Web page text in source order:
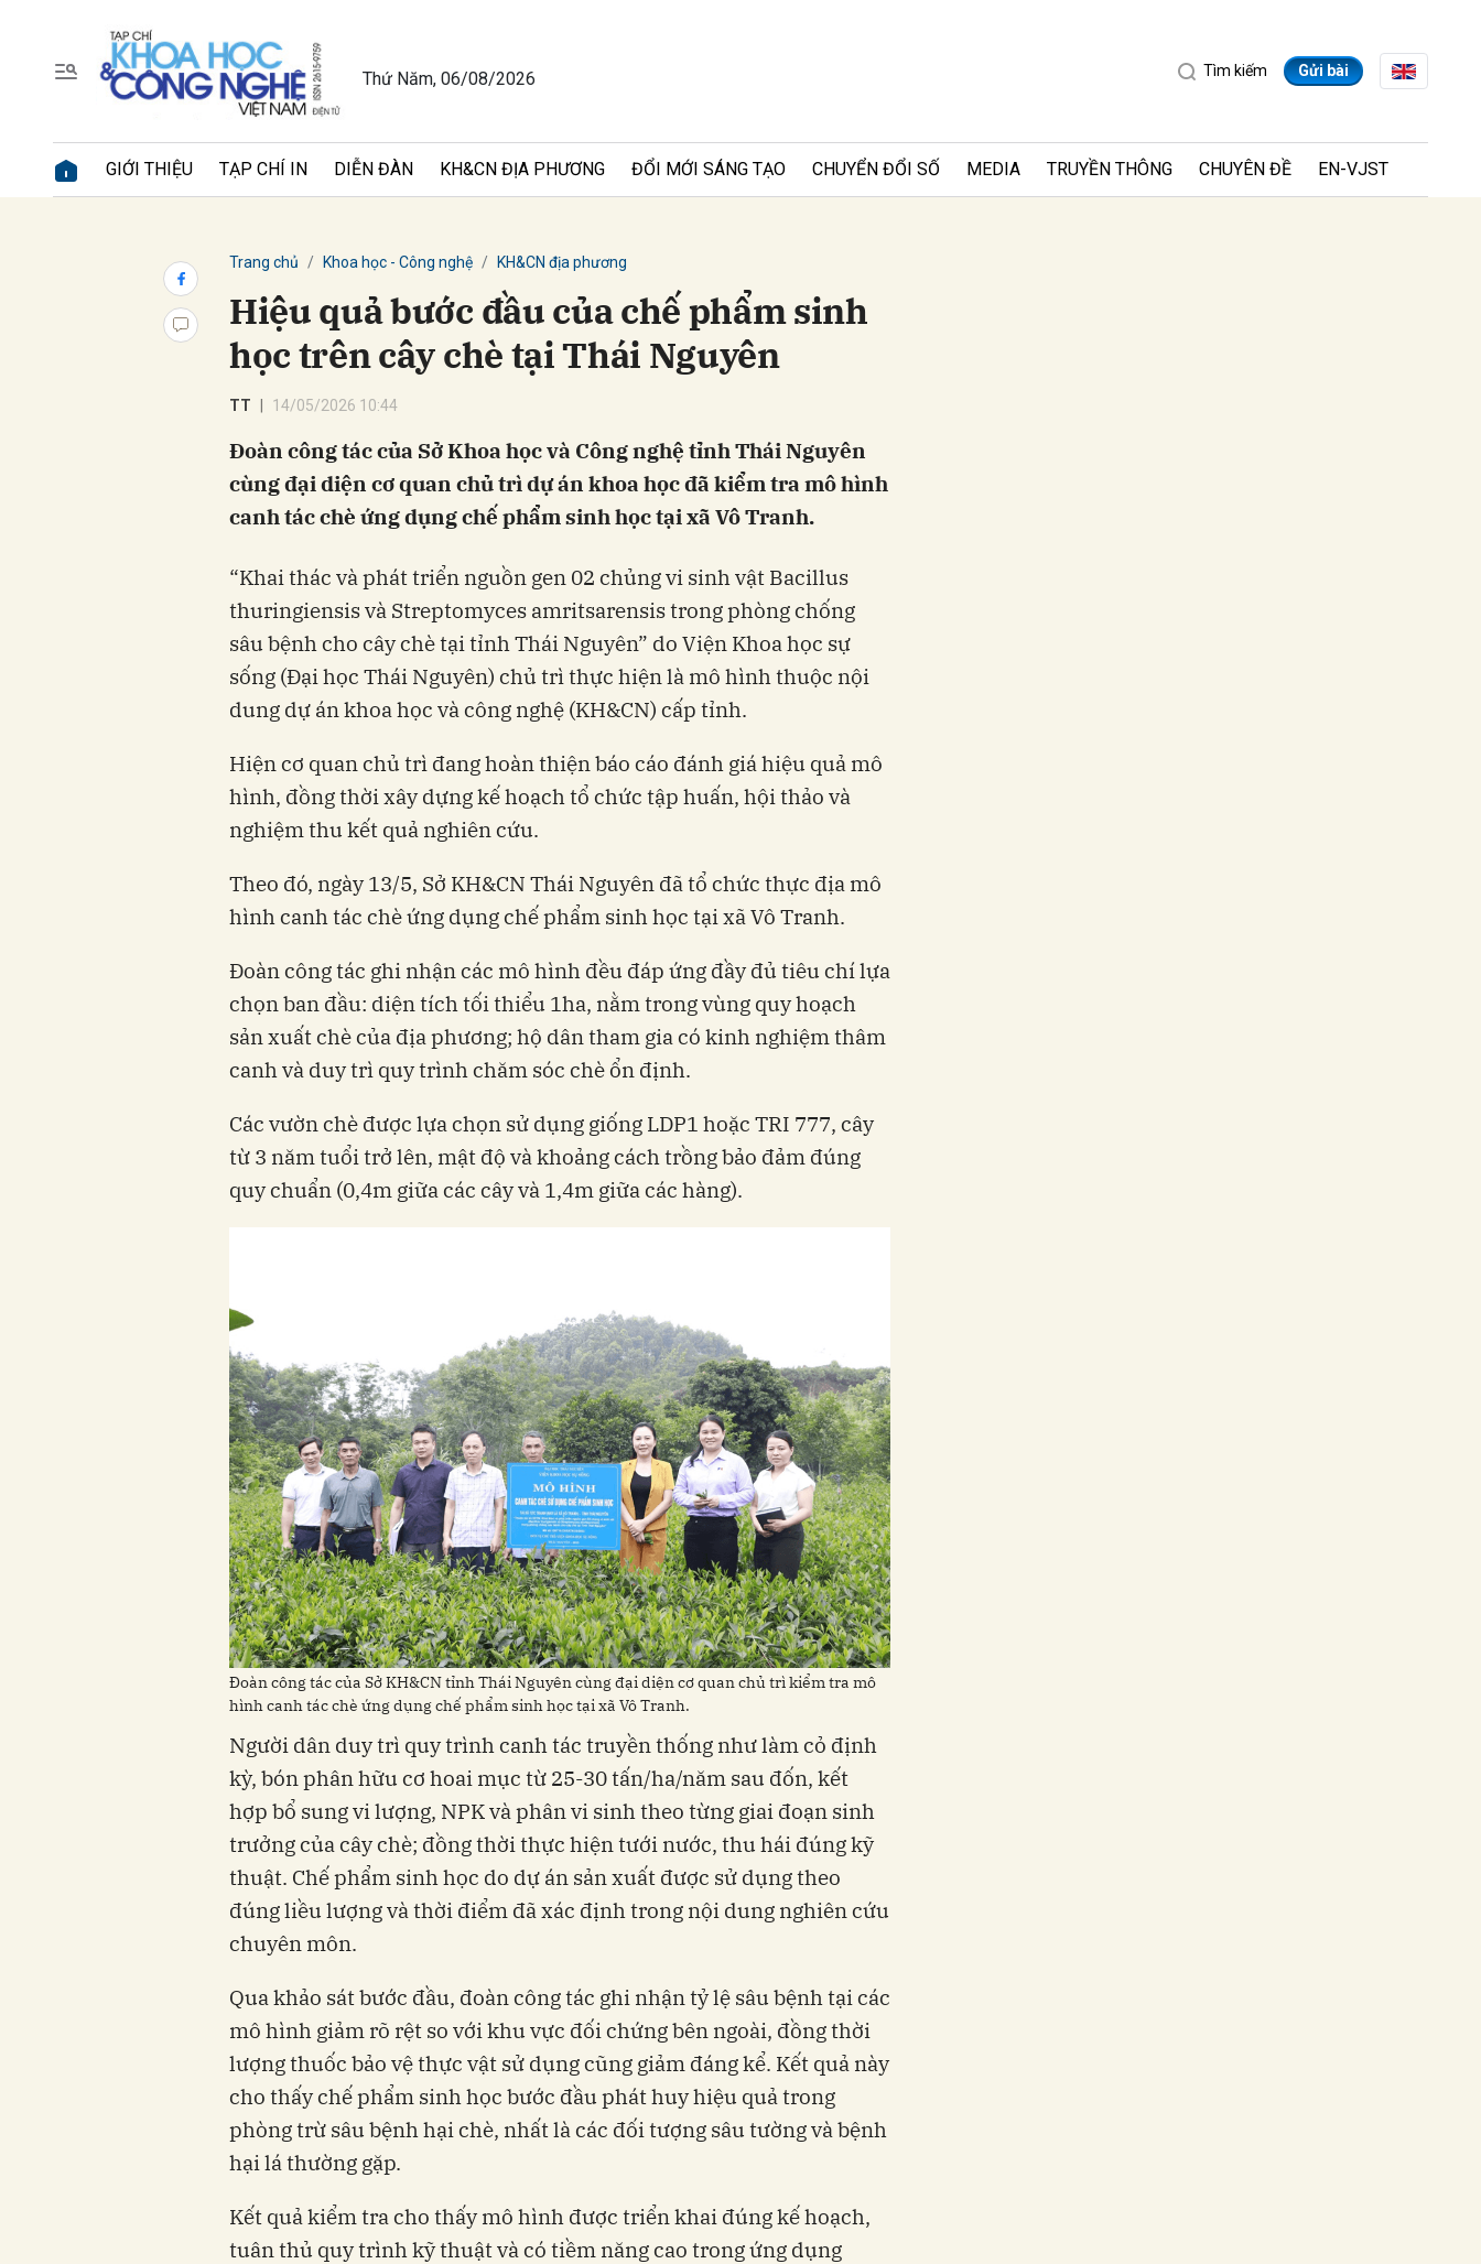
Thứ Năm, 06/08/2026 Tìm kiếm Gửi bài
GIỚI THIỆU TẠP CHÍ IN DIỄN ĐÀN KH&CN ĐỊA PHƯƠNG ĐỔI MỚI SÁNG TẠO CHUYỂN ĐỔI SỐ MEDIA TRUYỀN THÔNG CHUYÊN ĐỀ EN-VJST
Trang chủ Khoa học - Công nghệ KH&CN địa phương
Hiệu quả bước đầu của chế phẩm sinh
học trên cây chè tại Thái Nguyên
TT 14/05/2026 10:44
Đoàn công tác của Sở Khoa học và Công nghệ tỉnh Thái Nguyên
cùng đại diện cơ quan chủ trì dự án khoa học đã kiểm tra mô hình
canh tác chè ứng dụng chế phẩm sinh học tại xã Vô Tranh.
“Khai thác và phát triển nguồn gen 02 chủng vi sinh vật Bacillus
thuringiensis và Streptomyces amritsarensis trong phòng chống
sâu bệnh cho cây chè tại tỉnh Thái Nguyên” do Viện Khoa học sự
sống (Đại học Thái Nguyên) chủ trì thực hiện là mô hình thuộc nội
dung dự án khoa học và công nghệ (KH&CN) cấp tỉnh.
Hiện cơ quan chủ trì đang hoàn thiện báo cáo đánh giá hiệu quả mô
hình, đồng thời xây dựng kế hoạch tổ chức tập huấn, hội thảo và
nghiệm thu kết quả nghiên cứu.
Theo đó, ngày 13/5, Sở KH&CN Thái Nguyên đã tổ chức thực địa mô
hình canh tác chè ứng dụng chế phẩm sinh học tại xã Vô Tranh.
Đoàn công tác ghi nhận các mô hình đều đáp ứng đầy đủ tiêu chí lựa
chọn ban đầu: diện tích tối thiểu 1ha, nằm trong vùng quy hoạch
sản xuất chè của địa phương; hộ dân tham gia có kinh nghiệm thâm
canh và duy trì quy trình chăm sóc chè ổn định.
Các vườn chè được lựa chọn sử dụng giống LDP1 hoặc TRI 777, cây
từ 3 năm tuổi trở lên, mật độ và khoảng cách trồng bảo đảm đúng
quy chuẩn (0,4m giữa các cây và 1,4m giữa các hàng).
Đoàn công tác của Sở KH&CN tỉnh Thái Nguyên cùng đại diện cơ quan chủ trì kiểm tra mô
hình canh tác chè ứng dụng chế phẩm sinh học tại xã Vô Tranh.
Người dân duy trì quy trình canh tác truyền thống như làm cỏ định
kỳ, bón phân hữu cơ hoai mục từ 25-30 tấn/ha/năm sau đốn, kết
hợp bổ sung vi lượng, NPK và phân vi sinh theo từng giai đoạn sinh
trưởng của cây chè; đồng thời thực hiện tưới nước, thu hái đúng kỹ
thuật. Chế phẩm sinh học do dự án sản xuất được sử dụng theo
đúng liều lượng và thời điểm đã xác định trong nội dung nghiên cứu
chuyên môn.
Qua khảo sát bước đầu, đoàn công tác ghi nhận tỷ lệ sâu bệnh tại các
mô hình giảm rõ rệt so với khu vực đối chứng bên ngoài, đồng thời
lượng thuốc bảo vệ thực vật sử dụng cũng giảm đáng kể. Kết quả này
cho thấy chế phẩm sinh học bước đầu phát huy hiệu quả trong
phòng trừ sâu bệnh hại chè, nhất là các đối tượng sâu tường và bệnh
hại lá thường gặp.
Kết quả kiểm tra cho thấy mô hình được triển khai đúng kế hoạch,
tuân thủ quy trình kỹ thuật và có tiềm năng cao trong ứng dụng